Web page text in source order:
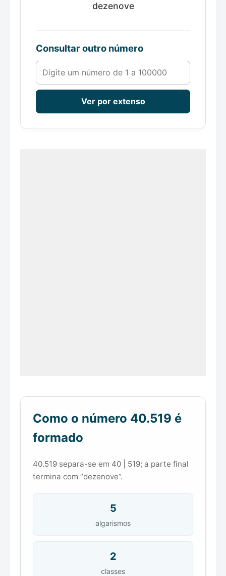
dezenove
Consultar outro número
Número de 1 a 100000
Ver por extenso
Como o número 40.519 é
formado
40.519 separa-se em 40 | 519; a parte final
termina com “dezenove”.
5
algarismos
2
classes